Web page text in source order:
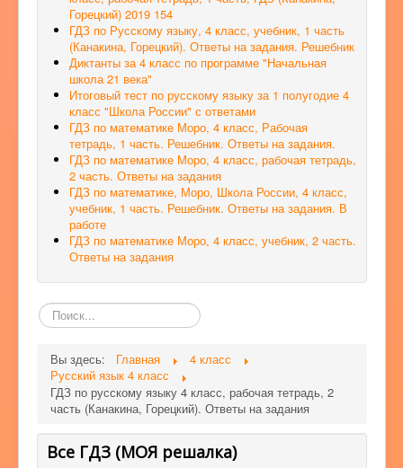
Горецкий) 2019 154
ГДЗ по Русскому языку, 4 класс, учебник, 1 часть
(Канакина, Горецкий). Ответы на задания. Решебник
Диктанты за 4 класс по программе "Начальная
школа 21 века"
Итоговый тест по русскому языку за 1 полугодие 4
класс "Школа России" с ответами
ГДЗ по математике Моро, 4 класс, Рабочая
тетрадь, 1 часть. Решебник. Ответы на задания.
ГДЗ по математике Моро, 4 класс, рабочая тетрадь,
2 часть. Ответы на задания
ГДЗ по математике, Моро, Школа России, 4 класс,
учебник, 1 часть. Решебник. Ответы на задания. В
работе
ГДЗ по математике Моро, 4 класс, учебник, 2 часть.
Ответы на задания
Поиск
по
Вы здесь:
Главная
4 класс
Русский язык 4 класс
ГДЗ по русскому языку 4 класс, рабочая тетрадь, 2
часть (Канакина, Горецкий). Ответы на задания
Все ГДЗ (МОЯ решалка)